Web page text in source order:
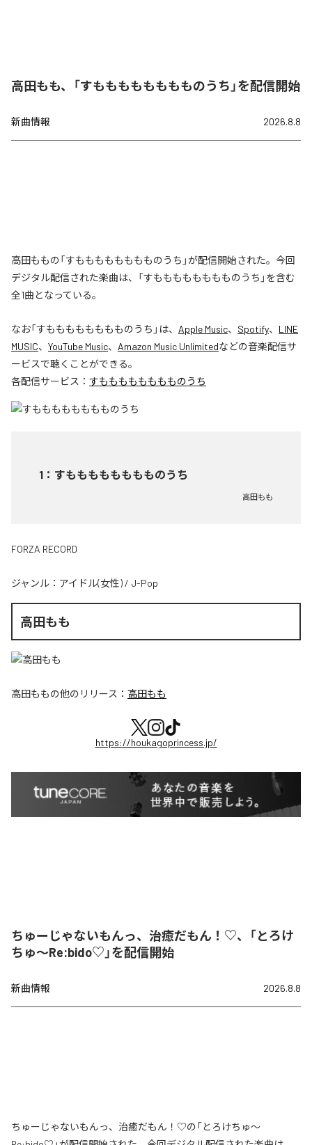
高田もも、「すもももももももものうち」を配信開始
新曲情報 2026.8.8
高田ももの「すもももももももものうち」が配信開始された。今回
デジタル配信された楽曲は、「すもももももももものうち」を含む
全1曲となっている。
なお「すもももももももものうち 」は、 Apple Music、 Spotify、 LINE
MUSIC、 YouTube Music、 Amazon Music Unlimitedなどの音楽配信サ
ービスで聴くことができる。
各配信サービス： すもももももももものうち
1 ： すもももももももものうち
高田もも
FORZA RECORD
ジャンル： アイドル(女性) / J-Pop
高田もも
高田ももの他のリリース： 高田もも
https://houkagoprincess.jp/
ちゅーじゃないもんっ、治癒だもん！♡、「とろけ
ちゅ〜Re:bido♡」を配信開始
新曲情報 2026.8.8
ちゅーじゃないもんっ、治癒だもん！♡の「とろけちゅ〜